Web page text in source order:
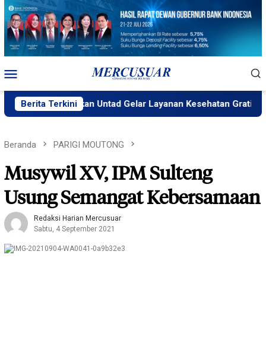
Loncat
konten
Mobile
Berita Terkini
Pendidikan Untad Gelar Layanan Kesehatan Gratis
Beranda PARIGI MOUTONG
Musywil XV, IPM Sulteng
Usung Semangat Kebersamaan
Redaksi Harian Mercusuar
Sabtu, 4 September 2021